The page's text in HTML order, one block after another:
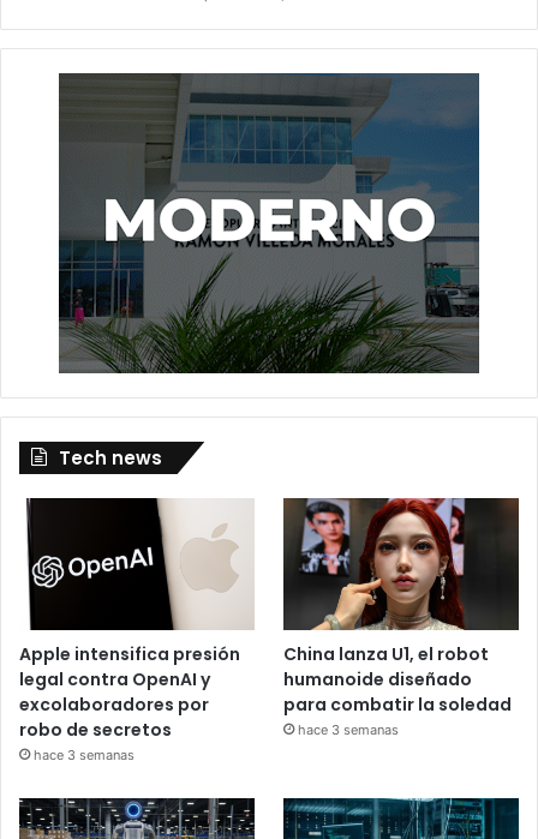
Tech news
Apple intensifica presión
legal contra OpenAI y
excolaboradores por
robo de secretos
hace 3 semanas
China lanza U1, el robot
humanoide diseñado
para combatir la soledad
hace 3 semanas